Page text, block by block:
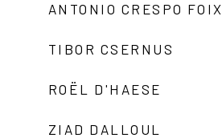
ANTONIO CRESPO FOIX
TIBOR CSERNUS
ROËL D'HAESE
ZIAD DALLOUL